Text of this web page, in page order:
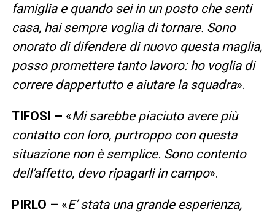
famiglia e quando sei in un posto che senti
casa, hai sempre voglia di tornare. Sono
onorato di difendere di nuovo questa maglia,
posso promettere tanto lavoro: ho voglia di
correre dappertutto e aiutare la squadra».
TIFOSI – «Mi sarebbe piaciuto avere più
contatto con loro, purtroppo con questa
situazione non è semplice. Sono contento
dell’affetto, devo ripagarli in campo».
PIRLO – «E’ stata una grande esperienza,